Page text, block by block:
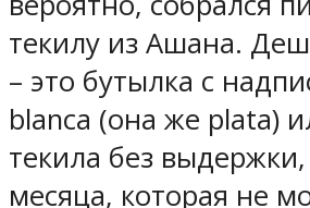
текилу из Ашана.
– это бутылка с
blanca (она же plata)
текила без
месяца, которая не